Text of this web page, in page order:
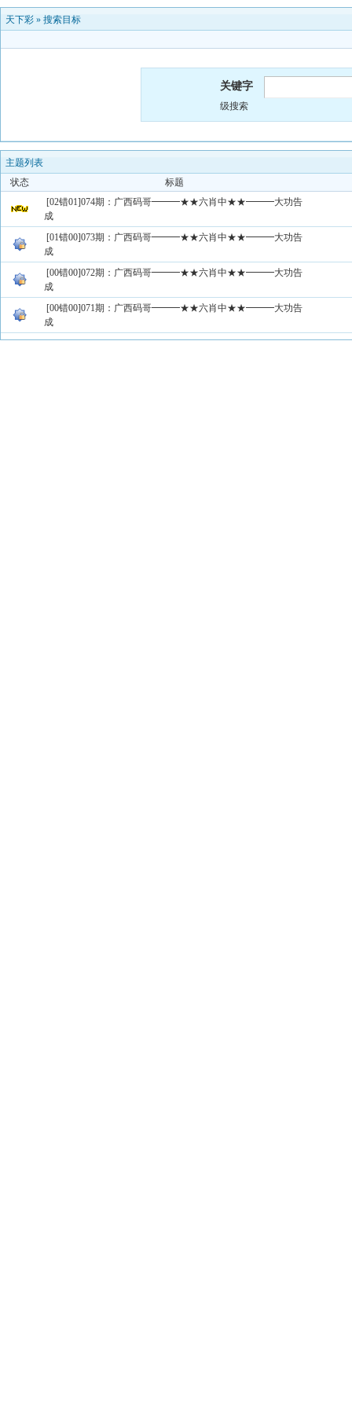
天下彩 » 搜索目标
关键字
级搜索
主题列表
状态
标题
[02错01]074期：广西码哥━━━★★六肖中★★━━━大功告
成
[01错00]073期：广西码哥━━━★★六肖中★★━━━大功告
成
[00错00]072期：广西码哥━━━★★六肖中★★━━━大功告
成
[00错00]071期：广西码哥━━━★★六肖中★★━━━大功告
成